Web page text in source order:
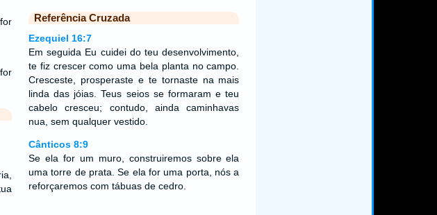
Referência Cruzada
Ezequiel 16:7
Em seguida Eu cuidei do teu desenvolvimento,
te fiz crescer como uma bela planta no campo.
Cresceste, prosperaste e te tornaste na mais
linda das jóias. Teus seios se formaram e teu
cabelo cresceu; contudo, ainda caminhavas
nua, sem qualquer vestido.
Cânticos 8:9
Se ela for um muro, construiremos sobre ela
uma torre de prata. Se ela for uma porta, nós a
reforçaremos com tábuas de cedro.